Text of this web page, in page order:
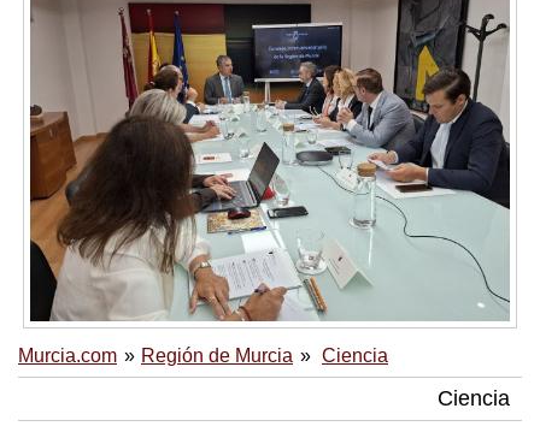
Murcia.com Región de Murcia Ciencia
Ciencia